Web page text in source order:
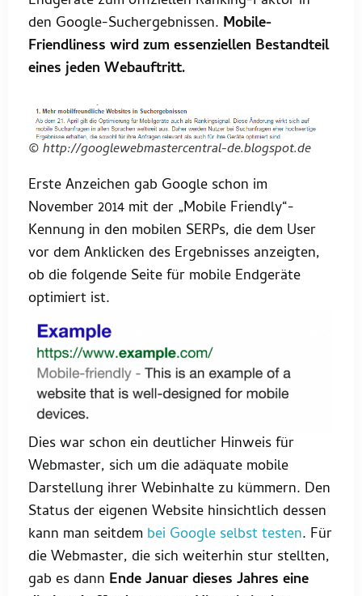
den Google-Suchergebnissen. Mobile-
Friendliness wird zum essenziellen Bestandteil
eines jeden Webauftritt.
© http://googlewebmastercentral-de.blogspot.de
Erste Anzeichen gab Google schon im
November 2014 mit der „Mobile Friendly“-
Kennung in den mobilen SERPs, die dem User
vor dem Anklicken des Ergebnisses anzeigten,
ob die folgende Seite für mobile Endgeräte
optimiert ist.
Dies war schon ein deutlicher Hinweis für
Webmaster, sich um die adäquate mobile
Darstellung ihrer Webinhalte zu kümmern. Den
Status der eigenen Website hinsichtlich dessen
kann man seitdem bei Google selbst testen. Für
die Webmaster, die sich weiterhin stur stellten,
gab es dann Ende Januar dieses Jahres eine